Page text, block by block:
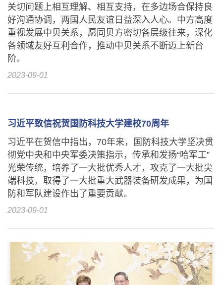
关切问题上相互理解、相互支持，在多边场合保持良
好沟通协调，两国人民友谊日益深入人心。中方高度
重视发展中贝关系，愿同贝方密切各层级往来，深化
各领域友好互利合作，推动中贝关系不断迈上新台
阶。
2023-09-01
习近平致信祝贺国防科技大学建校70周年
习近平在贺信中指出，70年来，国防科技大学坚决贯
彻党中央和中央军委决策指示，传承和发扬“哈军工”
光荣传统，培养了一大批优秀人才，攻克了一大批尖
端科技，取得了一大批重大武器装备研发成果，为国
防和军队建设作出了重要贡献。
2023-09-01